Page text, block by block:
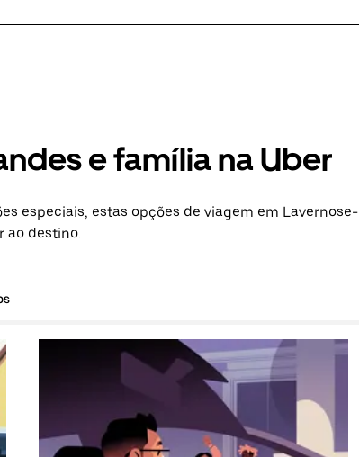
e família na Uber
especiais, estas opções de viagem em Lavernose-
ao destino.